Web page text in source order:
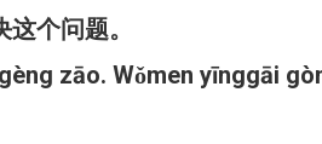
个问题。
zāo. Wǒmen yīnggāi